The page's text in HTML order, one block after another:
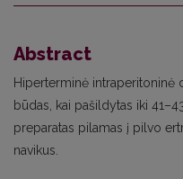
Abstract
Hiperterminė intraperitoninė
būdas, kai pašildytas iki
preparatas pilamas į pilvo
navikus.